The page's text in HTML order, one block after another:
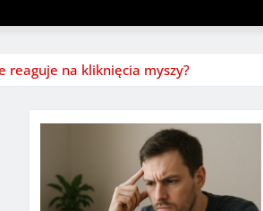
reaguje na kliknięcia myszy?